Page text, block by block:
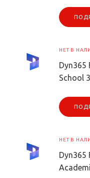
НЕТ В
Dyn365
School
НЕТ В
Dyn365